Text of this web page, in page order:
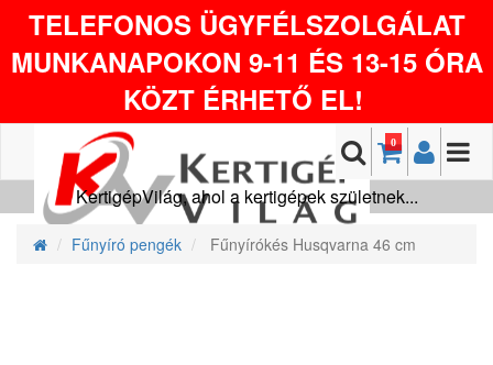
TELEFONOS ÜGYFÉLSZOLGÁLAT
MUNKANAPOKON 9-11 ÉS 13-15 ÓRA
KÖZT ÉRHETŐ EL!
0
KertigépVilág, ahol a kertigépek születnek...
Fűnyíró pengék Fűnyírókés Husqvarna 46 cm